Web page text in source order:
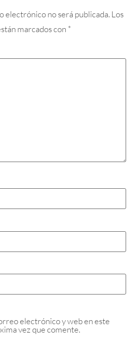
electrónico no será publicada.Los
marcados con *
electrónico y web en este
vez que comente.